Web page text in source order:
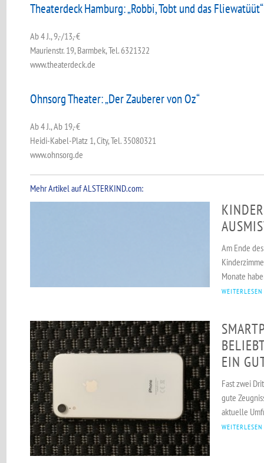
Theaterdeck Hamburg: „Robbi, Tobt und das ­Fliewatüüt“
Ab 4 J., 9,-/13,-€
Maurienstr. 19, Barmbek, Tel. 6321322
www.theaterdeck.de
Ohnsorg Theater: „Der Zauberer von Oz“
Ab 4 J., Ab 19,-€
Heidi-Kabel-Platz 1, City, Tel. 35080321
www.ohnsorg.de
Mehr Artikel auf ALSTERKIND.com:
Am Ende
Monate
WEITERLESEN
EIN
Fast zwei
gute
aktuelle
WEITERLESEN